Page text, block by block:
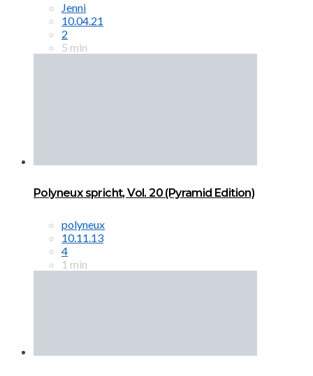
Jenni
10.04.21
2
5 min
Polyneux spricht, Vol. 20 (Pyramid Edition)
polyneux
10.11.13
4
1 min